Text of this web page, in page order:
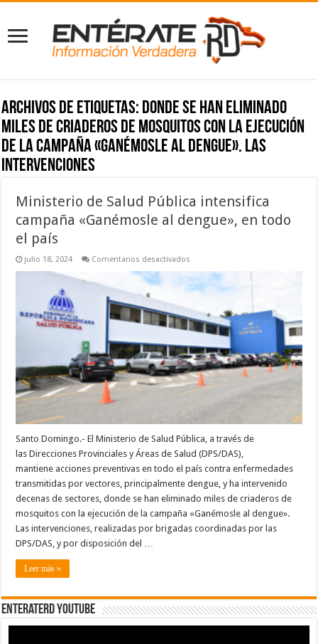
Archivos de etiquetas: donde se han eliminado
miles de criaderos de mosquitos con la ejecución
de la campaña «Ganémosle al dengue». Las
intervenciones
Ministerio de Salud Pública intensifica
campaña «Ganémosle al dengue», en todo
el país
julio 18, 2024 Comentarios desactivados
de
Salud
Pública
campaña
«Ganémosle
al
en
todo
el
país
Santo Domingo.- El Ministerio de Salud Pública, a través de
las Direcciones Provinciales y Áreas de Salud (DPS/DAS),
mantiene acciones preventivas en todo el país contra enfermedades
transmitidas por vectores, principalmente dengue, y ha intervenido
decenas de sectores, donde se han eliminado miles de criaderos de
mosquitos con la ejecución de la campaña «Ganémosle al dengue».
Las intervenciones, realizadas por brigadas coordinadas por las
DPS/DAS, y por disposición del …
Leer más »
EnterateRD YOUTUBE